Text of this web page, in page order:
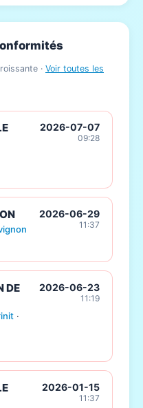
· Voir toutes les
2026-07-07
09:28
2026-06-29
11:37
DE
·
2026-06-23
11:19
2026-01-15
11:37